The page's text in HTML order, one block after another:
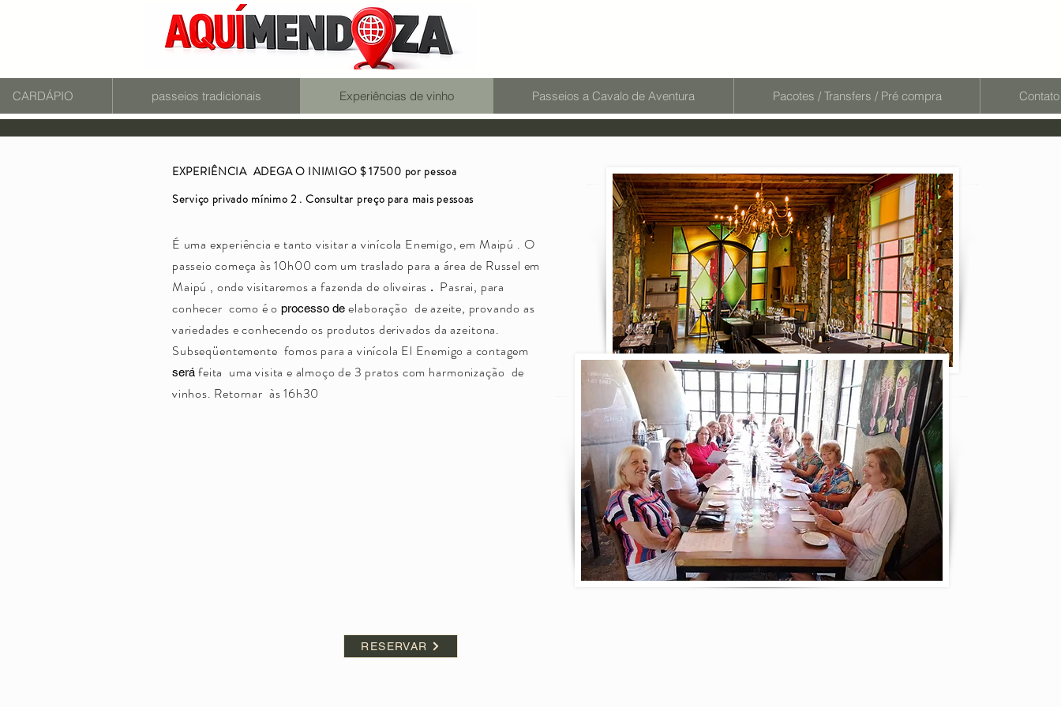
CARDÁPIO passeios tradicionais Experiências de vinho Passeios a Cavalo de Aventura Pacotes / Transfers / Pré compra Contato
EXPERIÊNCIA ADEGA O INIMIGO $ 17500 por pessoa
Serviço privado mínimo 2 . Consultar preço para mais pessoas
É uma experiência e tanto visitar a vinícola Enemigo, em Maipú . O
passeio começa às 10h00 com um traslado para a área de Russel em
Maipú , onde visitaremos a fazenda de oliveiras . Pasrai, para
conhecer como é o processo deelaboração de azeite, provando as
variedades e conhecendo os produtos derivados da azeitona.
Subseqüentemente fomos para a vinícola El Enemigo a contagem
será feita uma visita e almoço de 3 pratos com harmonização de
vinhos. Retornar às 16h30
RESERVAR